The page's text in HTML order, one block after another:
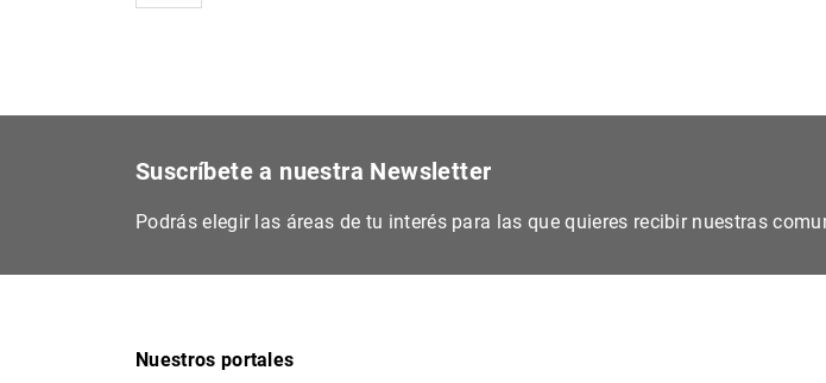
Suscríbete a nuestra Newsletter
Podrás elegir las áreas de tu interés para las que quieres recibir nuestras
Nuestros portales